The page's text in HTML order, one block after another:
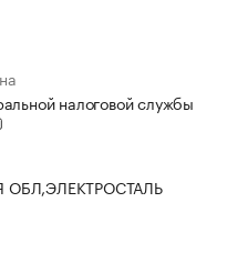
налоговой службы